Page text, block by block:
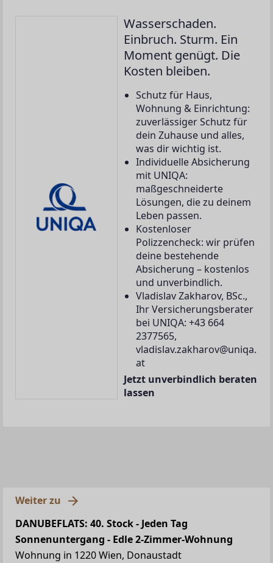
Wasserschaden.
Einbruch. Sturm. Ein
Moment genügt. Die
Kosten bleiben.
Schutz für Haus,
Wohnung & Einrichtung:
zuverlässiger Schutz für
dein Zuhause und alles,
was dir wichtig ist.
Individuelle Absicherung
mit UNIQA:
maßgeschneiderte
Lösungen, die zu deinem
Leben passen.
Kostenloser
Polizzencheck: wir prüfen
deine bestehende
Absicherung – kostenlos
und unverbindlich.
Vladislav Zakharov, BSc.,
Ihr Versicherungsberater
bei UNIQA: +43 664
2377565,
vladislav.zakharov@uniqa.
at
Jetzt unverbindlich beraten
lassen
Weiter zu
DANUBEFLATS: 40. Stock - Jeden Tag
Sonnenuntergang - Edle 2-Zimmer-Wohnung
Wohnung in 1220 Wien, Donaustadt